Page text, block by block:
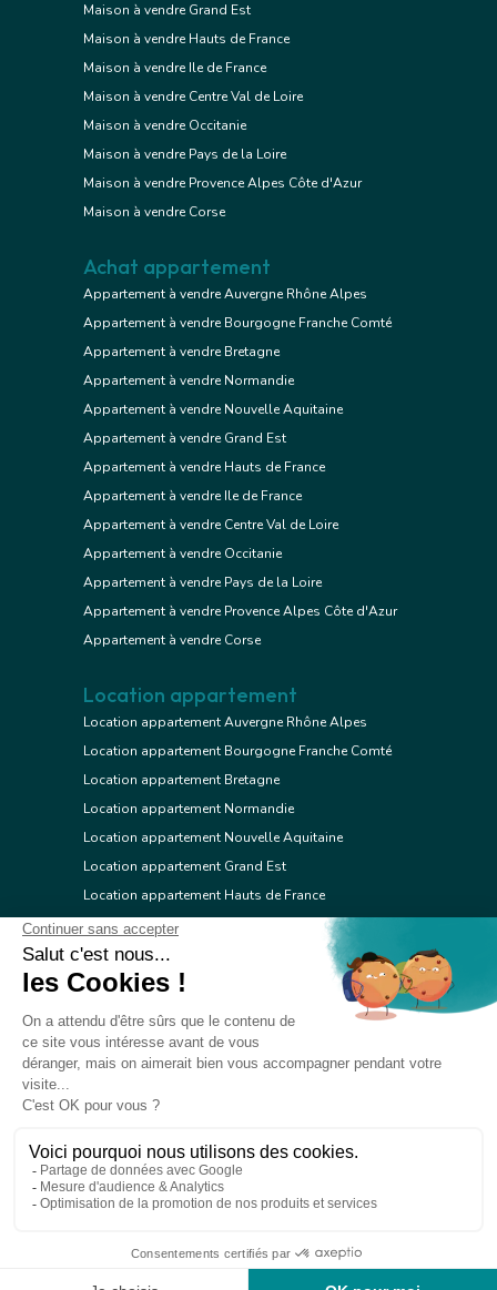
© 2026 Réseau immobilier l'Adresse
Maison à vendre Grand Est
Maison à vendre Hauts de France
Maison à vendre Ile de France
Maison à vendre Centre Val de Loire
Maison à vendre Occitanie
Maison à vendre Pays de la Loire
Maison à vendre Provence Alpes Côte d'Azur
Maison à vendre Corse
Achat appartement
Appartement à vendre Auvergne Rhône Alpes
Appartement à vendre Bourgogne Franche Comté
Appartement à vendre Bretagne
Appartement à vendre Normandie
Appartement à vendre Nouvelle Aquitaine
Appartement à vendre Grand Est
Appartement à vendre Hauts de France
Appartement à vendre Ile de France
Appartement à vendre Centre Val de Loire
Appartement à vendre Occitanie
Appartement à vendre Pays de la Loire
Appartement à vendre Provence Alpes Côte d'Azur
Appartement à vendre Corse
Location appartement
Location appartement Auvergne Rhône Alpes
Location appartement Bourgogne Franche Comté
Location appartement Bretagne
Location appartement Normandie
Location appartement Nouvelle Aquitaine
Location appartement Grand Est
Location appartement Hauts de France
Location appartement Ile de France
Location appartement Centre Val de Loire
Location appartement Occitanie
Location appartement Provence Alpes Côte d'Azur
Location appartement Corse